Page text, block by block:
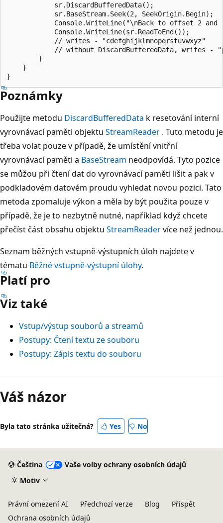
            sr.DiscardBufferedData();
            sr.BaseStream.Seek(2, SeekOrigin.Begin);
Console.WriteLine("\nBack to offset 2 and
            Console.WriteLine(sr.ReadToEnd());
            // writes - "cdefghijklmnopqrstuvwxyz"
// without DiscardBufferedData, writes -
        }
    }
Poznámky
Použijte metodu DiscardBufferedData k resetování interní
vyrovnávací paměti objektu StreamReader . Tuto metodu je
třeba volat pouze v případě, že umístění vnitřní
vyrovnávací paměti a BaseStream neodpovídá. Tyto pozice
se můžou při čtení dat do vyrovnávací paměti lišit a pak v
podkladovém datovém proudu vyhledat novou pozici. Tato
metoda zpomaluje výkon a měla by být použita pouze v
případě, že je to nezbytně nutné, například když chcete
přečíst část obsahu objektu StreamReadervíce než jednou.
Seznam běžných vstupně-výstupních úloh najdete v
tématu Běžné vstupně-výstupní úlohy.
Platí pro
Viz také
Vstup/výstup souborů a streamů
Postupy: Čtení textu ze souboru
Postupy: Zápis textu do souboru
Režim
čtení
zakázán
Váš názor
Byla tato stránka užitečná? Yes No
Čeština
Vaše volby ochrany osobních údajů
Motiv
Právní omezení AI Předchozí verze Blog
Přispět
Ochrana osobních údajů